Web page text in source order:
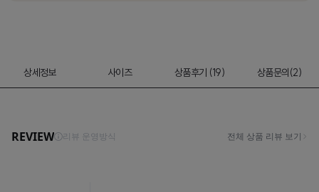
상세정보 사이즈 상품후기 (19) 상품문의(2)